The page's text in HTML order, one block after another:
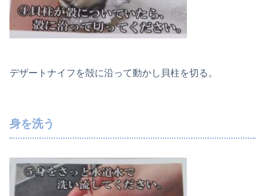
デザートナイフを殻に沿って動かし貝柱を切る。
身を洗う